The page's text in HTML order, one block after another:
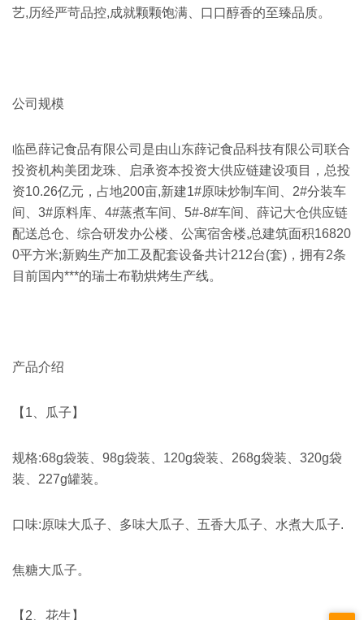
艺,历经严苛品控,成就颗颗饱满、口口醇香的至臻品质。
公司规模
临邑薛记食品有限公司是由山东薛记食品科技有限公司联合
投资机构美团龙珠、启承资本投资大供应链建设项目，总投
资10.26亿元，占地200亩,新建1#原味炒制车间、2#分装车
间、3#原料库、4#蒸煮车间、5#-8#车间、薛记大仓供应链
配送总仓、综合研发办公楼、公寓宿舍楼,总建筑面积16820
0平方米;新购生产加工及配套设备共计212台(套)，拥有2条
目前国内***的瑞士布勒烘烤生产线。
产品介绍
【1、瓜子】
规格:68g袋装、98g袋装、120g袋装、268g袋装、320g袋
装、227g罐装。
口味:原味大瓜子、多味大瓜子、五香大瓜子、水煮大瓜子.
焦糖大瓜子。
【2、花生】